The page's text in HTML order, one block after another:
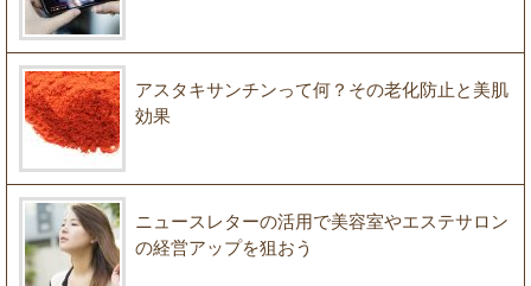
アスタキサンチンって何？その老化防止と美肌
効果
ニュースレターの活用で美容室やエステサロン
の経営アップを狙おう